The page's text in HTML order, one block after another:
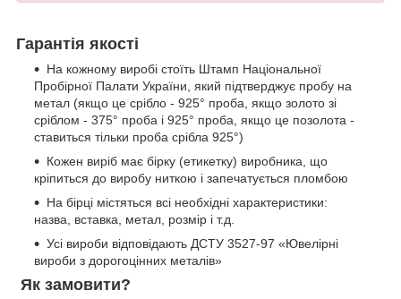
Гарантія якості
На кожному виробі стоїть Штамп Національної
Пробірної Палати України, який підтверджує пробу на
метал (якщо це срібло - 925° проба, якщо золото зі
сріблом - 375° проба і 925° проба, якщо це позолота -
ставиться тільки проба срібла 925°)
Кожен виріб має бірку (етикетку) виробника, що
кріпиться до виробу ниткою і запечатується пломбою
На бірці містяться всі необхідні характеристики:
назва, вставка, метал, розмір і т.д.
Усі вироби відповідають ДСТУ 3527-97 «Ювелірні
вироби з дорогоцінних металів»
Як замовити?